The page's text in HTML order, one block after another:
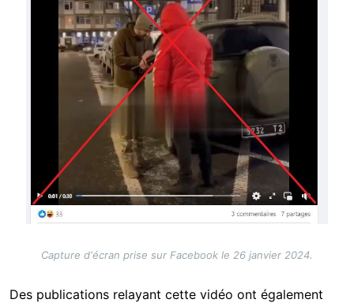
Capture d'écran prise sur Facebook le 26 janvier 2024.
Des publications relayant cette vidéo ont également